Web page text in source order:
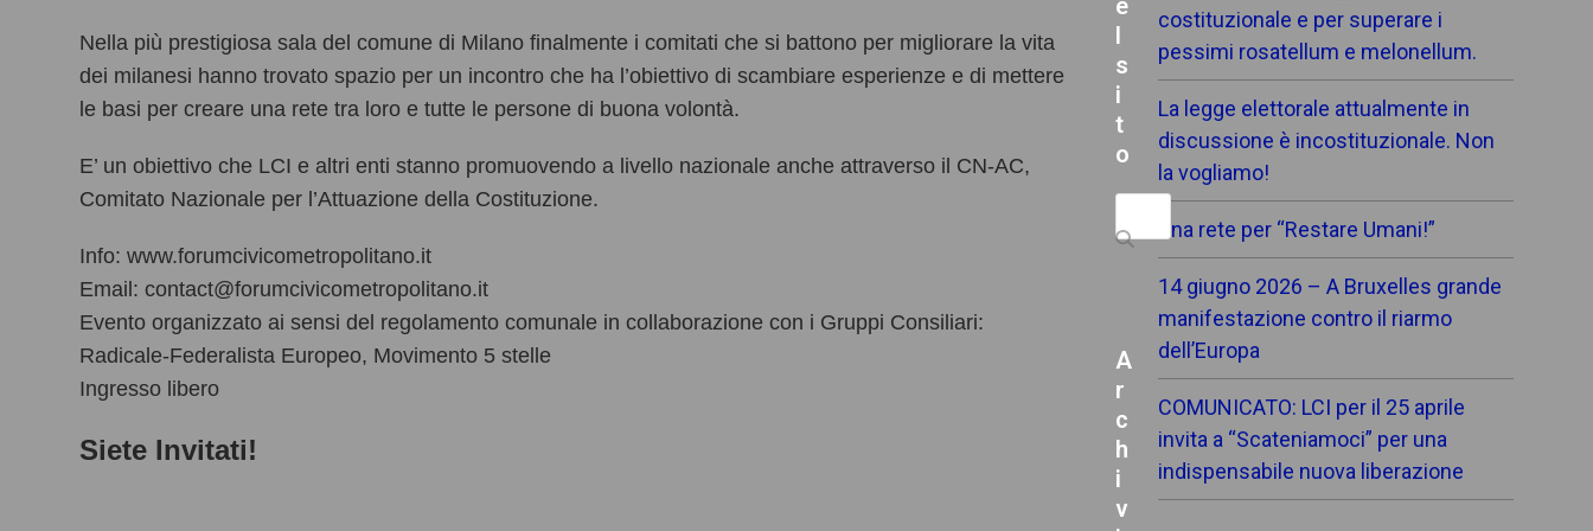
Nella più prestigiosa sala del comune di Milano finalmente i comitati che si battono per migliorare la vita
dei milanesi hanno trovato spazio per un incontro che ha l’obiettivo di scambiare esperienze e di mettere
le basi per creare una rete tra loro e tutte le persone di buona volontà.
E’ un obiettivo che LCI e altri enti stanno promuovendo a livello nazionale anche attraverso il CN-AC,
Comitato Nazionale per l’Attuazione della Costituzione.
Info: www.forumcivicometropolitano.it
Email: contact@forumcivicometropolitano.it
Evento organizzato ai sensi del regolamento comunale in collaborazione con i Gruppi Consiliari:
Radicale-Federalista Europeo, Movimento 5 stelle
Ingresso libero
Siete Invitati!
costituzionale e per superare i
pessimi rosatellum e melonellum.
La legge elettorale attualmente in
discussione è incostituzionale. Non
la vogliamo!
Una rete per “Restare Umani!”
14 giugno 2026 – A Bruxelles grande
manifestazione contro il riarmo
dell’Europa
COMUNICATO: LCI per il 25 aprile
invita a “Scateniamoci” per una
indispensabile nuova liberazione
e
s
i
t
o
Search
A
r
c
h
i
v